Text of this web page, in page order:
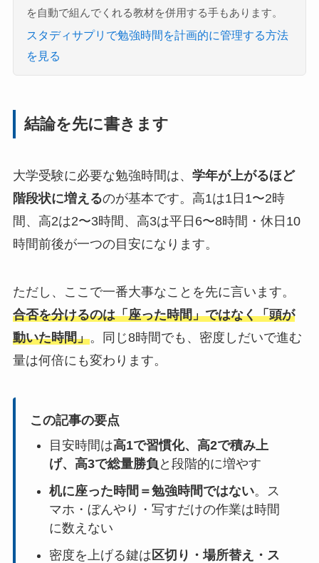
を自動で組んでくれる教材を併用する手もあります。
スタディサプリで勉強時間を計画的に管理する方法
を見る
結論を先に書きます
大学受験に必要な勉強時間は、 学年が上がるほど
階段状に増えるのが基本です。高1は1日1〜2時
間、高2は2〜3時間、高3は平日6〜8時間・休日10
時間前後が一つの目安になります。
ただし、ここで一番大事なことを先に言います。
合否を分けるのは「座った時間」ではなく「頭が
動いた時間」。同じ8時間でも、密度しだいで進む
量は何倍にも変わります。
この記事の要点
目安時間は高1で習慣化、高2で積み上
げ、高3で総量勝負 と段階的に増やす
机に座った時間＝勉強時間ではない。ス
マホ・ぼんやり・写すだけの作業は時間
に数えない
密度を上げる鍵は 区切り・場所替え・ス